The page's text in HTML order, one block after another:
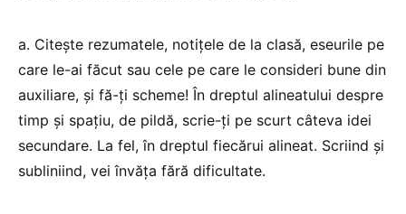
a. Citeşte rezumatele, notiţele de la clasă, eseurile pe
care le-ai făcut sau cele pe care le consideri bune din
auxiliare, şi fă-ţi scheme! În dreptul alineatului despre
timp şi spaţiu, de pildă, scrie-ţi pe scurt câteva idei
secundare. La fel, în dreptul fiecărui alineat. Scriind şi
subliniind, vei învăţa fără dificultate.